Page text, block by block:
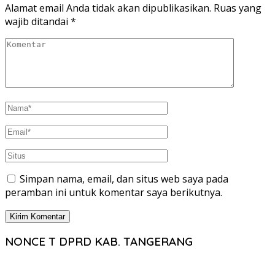
Alamat email Anda tidak akan dipublikasikan. Ruas yang
wajib ditandai *
Simpan nama, email, dan situs web saya pada
peramban ini untuk komentar saya berikutnya.
NONCE T DPRD KAB. TANGERANG